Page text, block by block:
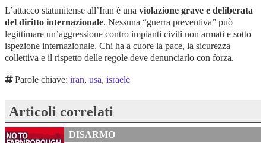
L’attacco statunitense all’Iran è una violazione grave e deliberata
del diritto internazionale. Nessuna “guerra preventiva” può
legittimare un’aggressione contro impianti civili non armati e sotto
ispezione internazionale. Chi ha a cuore la pace, la sicurezza
collettiva e il rispetto delle regole deve denunciarlo con forza.
Parole chiave:iran,usa,israele
Articoli correlati
DISARMO